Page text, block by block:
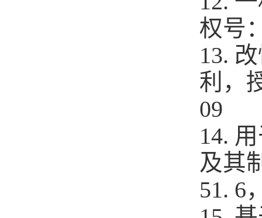
权号
13.
利，
09
14.
及其
51. 6